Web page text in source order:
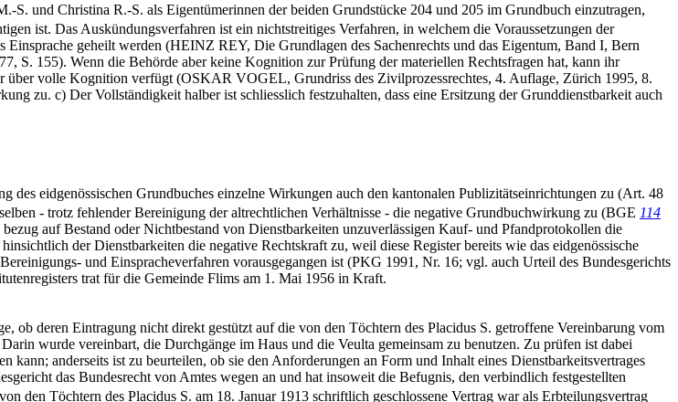
S. und Christina R.-S. als Eigentümerinnen der beiden Grundstücke 204 und 205 im Grundbuch einzutragen,
ist. Das Auskündungsverfahren ist ein nichtstreitiges Verfahren, in welchem die Voraussetzungen der
geheilt werden (HEINZ REY, Die Grundlagen des Sachenrechts und das Eigentum, Band I, Bern
155). Wenn die Behörde aber keine Kognition zur Prüfung der materiellen Rechtsfragen hat, kann ihr
über volle Kognition verfügt (OSKAR VOGEL, Grundriss des Zivilprozessrechtes, 4. Auflage, Zürich 1995, 8.
zu. c) Der Vollständigkeit halber ist schliesslich festzuhalten, dass eine Ersitzung der Grunddienstbarkeit auch
eidgenössischen Grundbuches einzelne Wirkungen auch den kantonalen Publizitätseinrichtungen zu (Art. 48
- trotz fehlender Bereinigung der altrechtlichen Verhältnisse - die negative Grundbuchwirkung zu (BGE 114
auf Bestand oder Nichtbestand von Dienstbarkeiten unzuverlässigen Kauf- und Pfandprotokollen die
der Dienstbarkeiten die negative Rechtskraft zu, weil diese Register bereits wie das eidgenössische
und Einspracheverfahren vorausgegangen ist (PKG 1991, Nr. 16; vgl. auch Urteil des Bundesgerichts
trat für die Gemeinde Flims am 1. Mai 1956 in Kraft.
ob deren Eintragung nicht direkt gestützt auf die von den Töchtern des Placidus S. getroffene Vereinbarung vom
wurde vereinbart, die Durchgänge im Haus und die Veulta gemeinsam zu benutzen. Zu prüfen ist dabei
anderseits ist zu beurteilen, ob sie den Anforderungen an Form und Inhalt eines Dienstbarkeitsvertrages
das Bundesrecht von Amtes wegen an und hat insoweit die Befugnis, den verbindlich festgestellten
den Töchtern des Placidus S. am 18. Januar 1913 schriftlich geschlossene Vertrag war als Erbteilungsvertrag